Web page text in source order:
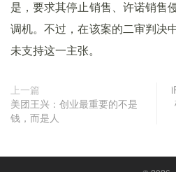
是，要求其停止销售、许诺销售
调机。不过，在该案的二审判决
未支持这一主张。
上一篇
美团王兴：创业最重要的不是
钱，而是人